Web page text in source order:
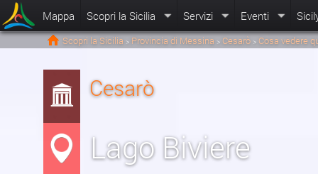
Mappa Scopri la Sicilia Servizi Eventi
Scopri la Sicilia > Provincia di Messina > Cesarò > Cosa vedere
Cesarò
Lago Biviere